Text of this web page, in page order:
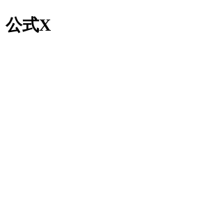
公式X